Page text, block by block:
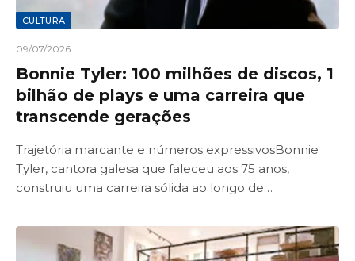
CULTURA
09/07/2026
Bonnie Tyler: 100 milhões de discos, 1
bilhão de plays e uma carreira que
transcende gerações
Trajetória marcante e números expressivosBonnie
Tyler, cantora galesa que faleceu aos 75 anos,
construiu uma carreira sólida ao longo de…